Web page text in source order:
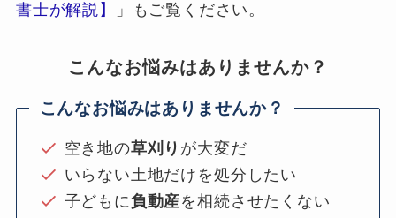
書士が解説】
」もご覧ください。
こんなお悩みはありませんか？
こんなお悩みはありませんか？
空き地の草刈り が大変だ
いらない土地だけを処分したい
子どもに負動産を相続させたくない